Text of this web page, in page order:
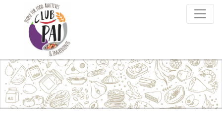
Skip to content